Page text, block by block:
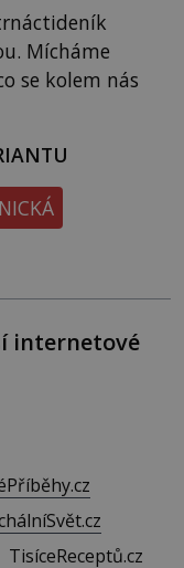
Mícháme
se kolem nás
internetové
TisíceReceptů.cz